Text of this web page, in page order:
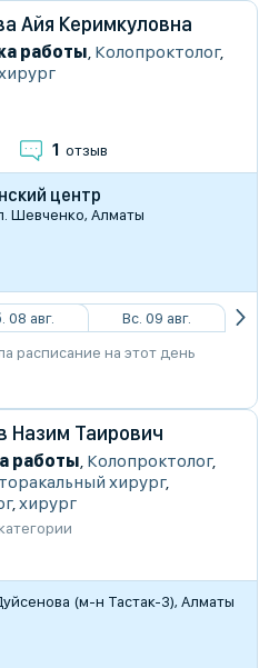
Айя Керимкуловна
работы, Колопроктолог,
1 отзыв
центр
Шевченко, Алматы
08 авг.
Вс. 09 авг.
расписание на этот день
Назим Таирович
работы, Колопроктолог,
торакальный хирург,
,хирург
(м-н Тастак-3), Алматы